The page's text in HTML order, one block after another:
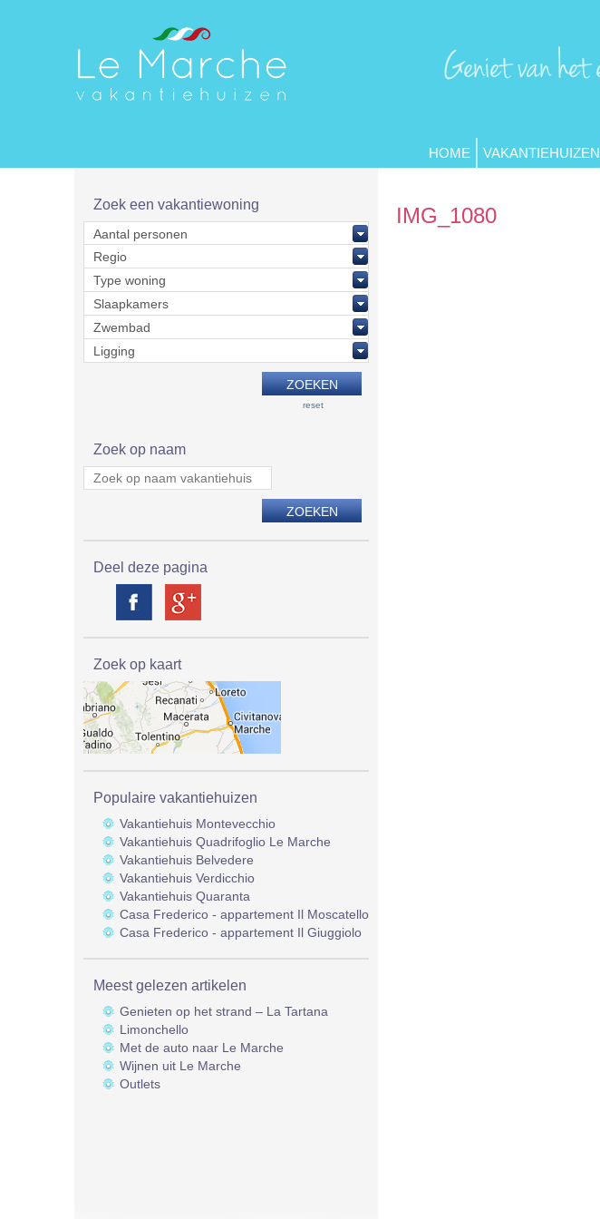
HOME VAKANTIEHUIZEN
Zoek een vakantiewoning
reset
Zoek op naam
Deel deze pagina
Zoek op kaart
Populaire vakantiehuizen
Vakantiehuis Montevecchio
Vakantiehuis Quadrifoglio Le Marche
Vakantiehuis Belvedere
Vakantiehuis Verdicchio
Vakantiehuis Quaranta
Casa Frederico - appartement Il Moscatello
Casa Frederico - appartement Il Giuggiolo
Meest gelezen artikelen
Genieten op het strand – La Tartana
Limonchello
Met de auto naar Le Marche
Wijnen uit Le Marche
Outlets
IMG_1080